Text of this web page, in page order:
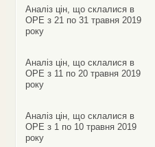
Аналіз цін, що склалися в
ОРЕ з 21 по 31 травня 2019
року
Аналіз цін, що склалися в
ОРЕ з 11 по 20 травня 2019
року
Аналіз цін, що склалися в
ОРЕ з 1 по 10 травня 2019
року